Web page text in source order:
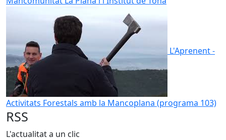
L'Aprenent -
Activitats Forestals amb la Mancoplana (programa 103)
RSS
L'actualitat a un clic